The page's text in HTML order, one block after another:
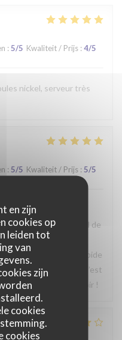
en zijn
cookies op
leiden tot
van
zijn
cookies
cookies
: 5/5 Kwaliteit / Prijs : 4/5
nickel, serveur très
: 5/5 Kwaliteit / Prijs : 5/5
en famille. Ce fut
de découvrir le Nord de
Le repas était
le service était rapide
et accueillant. C’est
Au plaisir de vous revoir !